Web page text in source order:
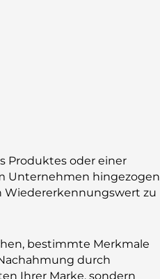
Produktes oder einer
Unternehmen hingezogen
Wiedererkennungswert zu
bestimmte Merkmale
durch
Ihrer Marke, sondern